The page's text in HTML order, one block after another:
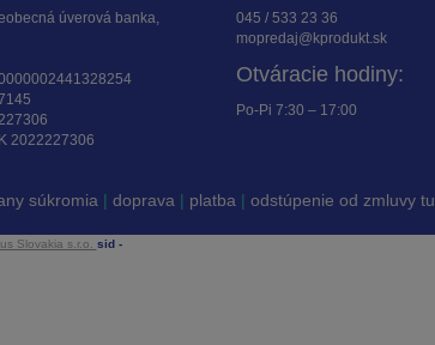
úverová banka,
2022227306
045 / 533 23 36
mopredaj@kprodukt.sk
Otváracie hodiny:
Po-Pi 7:30 – 17:00
súkromia | doprava | platba | odstúpenie od zmluvy tu
Slovakia s.r.o. sid -